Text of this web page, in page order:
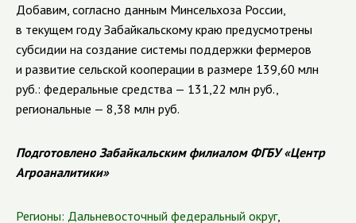
Добавим, согласно данным Минсельхоза России,
в текущем году Забайкальскому краю предусмотрены
субсидии на создание системы поддержки фермеров
и развитие сельской кооперации в размере 139,60 млн
руб.: федеральные средства — 131,22 млн руб.,
региональные — 8,38 млн руб.
Подготовлено Забайкальским филиалом ФГБУ «Центр
Агроаналитики»
Регионы: Дальневосточный федеральный округ,